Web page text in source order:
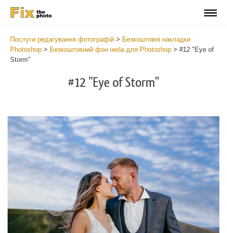
Послуги редагування фотографій > Безкоштовні накладки
Photoshop > Безкоштовний фон неба для Photoshop > #12 "Eye of
Storm"
#12 "Eye of Storm"